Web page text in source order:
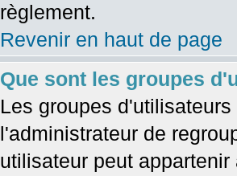
règlement.
Revenir en haut de page
Que sont les groupes
Les groupes
l'administrateur de
utilisateur peut